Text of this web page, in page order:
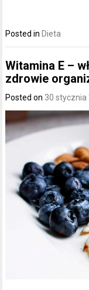
Posted in Dieta
Witamina E –
zdrowie
Posted on 30 stycznia